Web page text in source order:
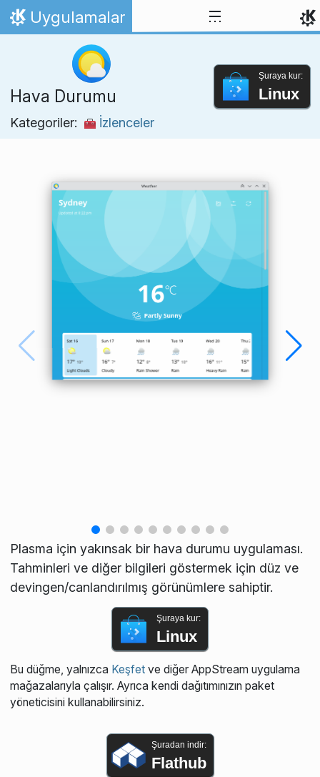
İçeriğe atla
Ana Sayfa
Uygulamalar
Hava Durumu
Kategoriler: İzlenceler
Şuraya kur:
Linux
Plasma için yakınsak bir hava durumu uygulaması.
Tahminleri ve diğer bilgileri göstermek için düz ve
devingen/canlandırılmış görünümlere sahiptir.
Şuraya kur:
Linux
Bu düğme, yalnızca Keşfetve diğer AppStream uygulama
mağazalarıyla çalışır. Ayrıca kendi dağıtımınızın paket
yöneticisini kullanabilirsiniz.
Şuradan indir:
Flathub